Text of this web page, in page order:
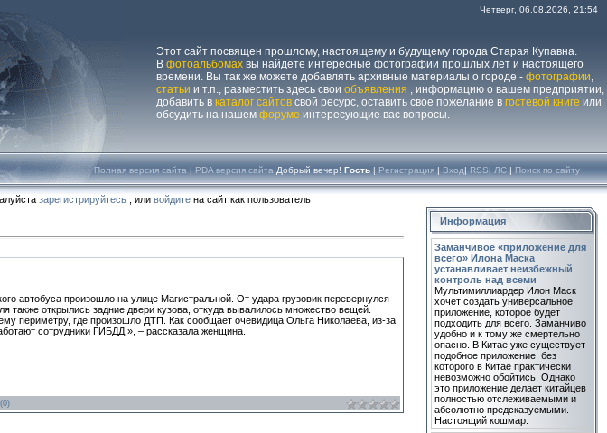
Этот сайт посвящен прошлому, настоящему и будущему города Старая Купавна.
В фотоальбомах вы найдете интересные фотографии прошлых лет и настоящего
времени. Вы так же можете добавлять архивные материалы о городе - фотографии,
статьи и т.п., разместить здесь свои объявления , информацию о вашем предприятии,
добавить в каталог сайтов свой ресурс, оставить свое пожелание в гостевой книге или
обсудить на нашем форуме интересующие вас вопросы.
Четверг, 06.08.2026, 21:54
Полная версия сайта | PDA версия сайта Добрый вечер! Гость | Регистрация | Вход| RSS| ЛС | Поиск по сайту
зарегистрируйтесь, или войдитена сайт как пользователь
автобуса произошло на улице Магистральной. От удара грузовик перевернулся
также открылись задние двери кузова, откуда вывалилось множество вещей.
периметру, где произошло ДТП. Как сообщает очевидица Ольга Николаева, из-за
сотрудники ГИБДД », – рассказала женщина.
Информация
Заманчивое «приложение для
всего» Илона Маска
устанавливает неизбежный
контроль над всеми
Мультимиллиардер Илон Маск
хочет создать универсальное
приложение, которое будет
подходить для всего. Заманчиво
удобно и к тому же смертельно
опасно. В Китае уже существует
подобное приложение, без
которого в Китае практически
невозможно обойтись. Однако
это приложение делает китайцев
полностью отслеживаемыми и
абсолютно предсказуемыми.
Настоящий кошмар.